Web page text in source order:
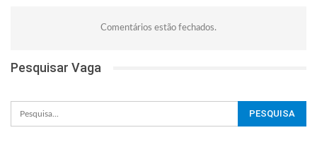
Comentários estão fechados.
Pesquisar Vaga